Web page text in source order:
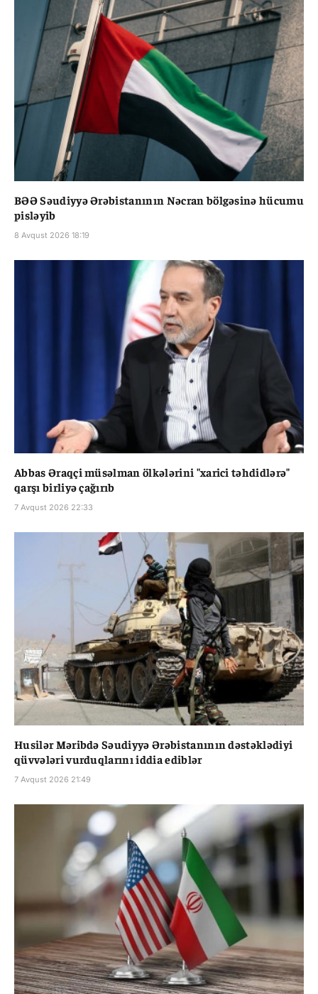
BƏƏ Səudiyyə Ərəbistanının Nəcran bölgəsinə hücumu
pisləyib
8 Avqust 2026 18:19
Abbas Əraqçi müsəlman ölkələrini "xarici təhdidlərə"
qarşı birliyə çağırıb
7 Avqust 2026 22:33
Husilər Məribdə Səudiyyə Ərəbistanının dəstəklədiyi
qüvvələri vurduqlarını iddia ediblər
7 Avqust 2026 21:49